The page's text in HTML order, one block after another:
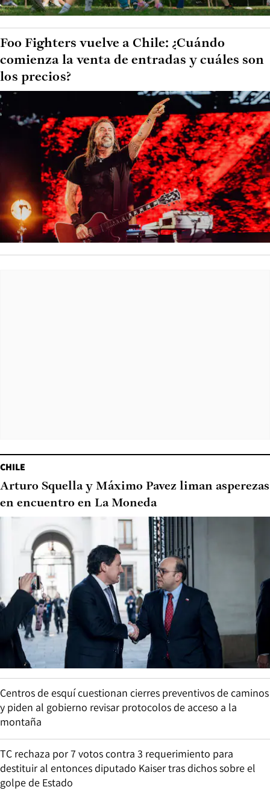
Foo Fighters vuelve a Chile: ¿Cuándo
comienza la venta de entradas y cuáles son
los precios?
CHILE
Arturo Squella y Máximo Pavez liman asperezas
en encuentro en La Moneda
Centros de esquí cuestionan cierres preventivos de caminos
y piden al gobierno revisar protocolos de acceso a la
montaña
TC rechaza por 7 votos contra 3 requerimiento para
destituir al entonces diputado Kaiser tras dichos sobre el
golpe de Estado